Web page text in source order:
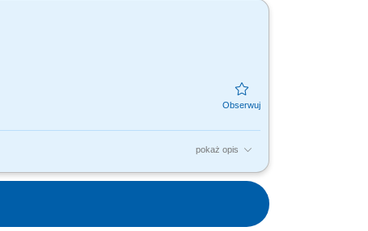
pokaż opis
rejonie. Usuwanie awarii stolarskich.